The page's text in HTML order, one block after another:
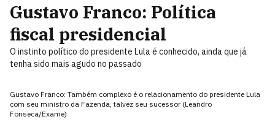
Gustavo Franco: Política
fiscal presidencial
O instinto político do presidente Lula é conhecido, ainda que já
tenha sido mais agudo no passado
Gustavo Franco: Também complexo é o relacionamento do presidente Lula
com seu ministro da Fazenda, talvez seu sucessor (Leandro
Fonseca/Exame)